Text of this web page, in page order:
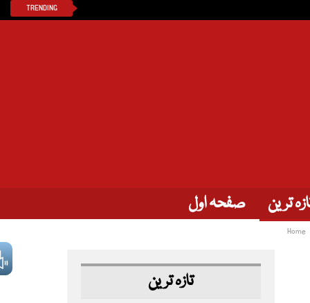
TRENDING
صفحہ اول ترین
Home
تازہ ترین